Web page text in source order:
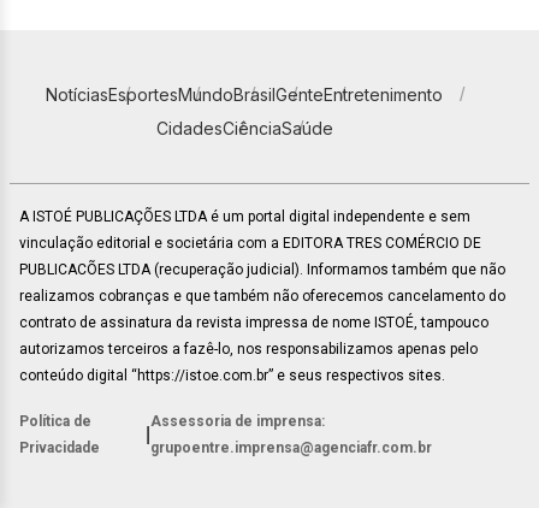
NotíciasEsportesMundoBrasilGenteEntretenimento
CidadesCiênciaSaúde
A ISTOÉ PUBLICAÇÕES LTDA é um portal digital independente e sem
vinculação editorial e societária com a EDITORA TRES COMÉRCIO DE
PUBLICACÕES LTDA (recuperação judicial). Informamos também que não
realizamos cobranças e que também não oferecemos cancelamento do
contrato de assinatura da revista impressa de nome ISTOÉ, tampouco
autorizamos terceiros a fazê-lo, nos responsabilizamos apenas pelo
conteúdo digital “https://istoe.com.br” e seus respectivos sites.
Política de
Privacidade
Assessoria de imprensa:
grupoentre.imprensa@agenciafr.com.br